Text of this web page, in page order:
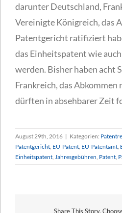
darunter Deutschland,
Vereinigte Königreich, das
Patentgericht ratifiziert
das Einheitspatent wie
werden. Bisher haben acht
Frankreich, das
dürften in absehbarer Zeit
August 29th, 2016 | Kategorien:
Patentgericht EU-Patent EU-Patentamt
Einheitspatent Jahresgebühren Patent
Share This Story,